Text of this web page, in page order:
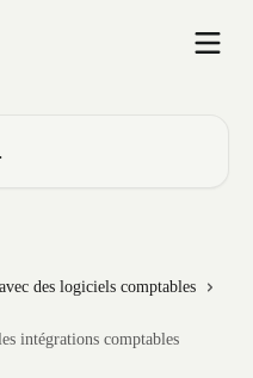
des logiciels comptables
intégrations comptables